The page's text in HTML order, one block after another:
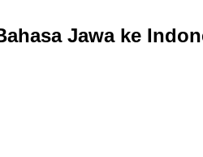
Jawa ke